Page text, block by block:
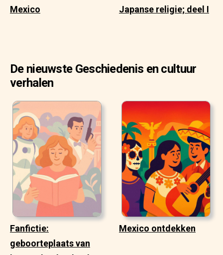
Mexico
Japanse religie; deel I
De nieuwste Geschiedenis en cultuur
verhalen
Fanfictie:
geboorteplaats van
Mexico ontdekken